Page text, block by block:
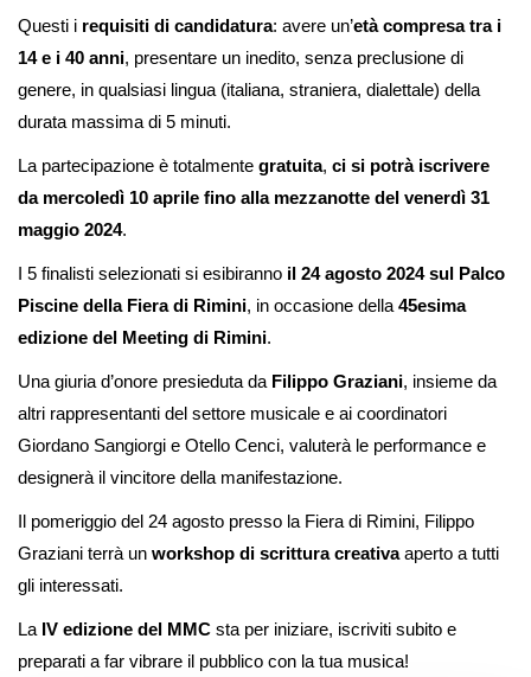
Questi i requisiti di candidatura: avere un’età compresa tra i
14 e i 40 anni, presentare un inedito, senza preclusione di
genere, in qualsiasi lingua (italiana, straniera, dialettale) della
durata massima di 5 minuti.
La partecipazione è totalmente gratuita, ci si potrà iscrivere
da mercoledì 10 aprile fino alla mezzanotte del venerdì 31
maggio 2024.
I 5 finalisti selezionati si esibiranno il 24 agosto 2024 sul Palco
Piscine della Fiera di Rimini, in occasione della 45esima
edizione del Meeting di Rimini.
Una giuria d’onore presieduta da Filippo Graziani, insieme da
altri rappresentanti del settore musicale e ai coordinatori
Giordano Sangiorgi e Otello Cenci, valuterà le performance e
designerà il vincitore della manifestazione.
Il pomeriggio del 24 agosto presso la Fiera di Rimini, Filippo
Graziani terrà un workshop di scrittura creativaaperto a tutti
gli interessati.
La IV edizione del MMC sta per iniziare, iscriviti subito e
preparati a far vibrare il pubblico con la tua musica!